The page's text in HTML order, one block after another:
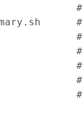
#
#
#